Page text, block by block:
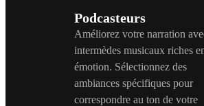
Podcasteurs
Améliorez votre narration
intermèdes musicaux riches
émotion. Sélectionnez des
ambiances spécifiques pour
correspondre au ton de votre